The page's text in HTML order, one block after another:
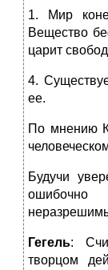
1. Мир
Вещество
царит
4.
ее.
По мнению
Будучи
ошибочно
Гегель:
творцом